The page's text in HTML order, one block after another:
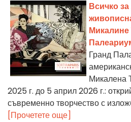
Всичко
Микалине
Гранд
Микалена
2025 г. до 5 април 2026 г.:
съвременно творчество с
[Прочетете още]